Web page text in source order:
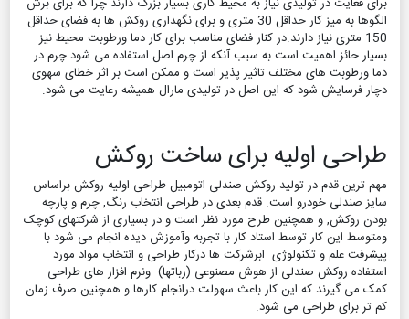
الگوها به میز کار حداقل 30 متری و برای نگهداری روکش ها به فضای حداقل
150 متری نیاز دارند.در کنار فضای مناسب برای کار دما ورطوبت محیط نیز
بسیار حائز اهمیت است به سبب آنکه از چرم اصل استفاده می شود چرم در
دما ورطوبت های مختلف تاثیر پذیر است و ممکن است بر اثر خطای سهوی
دچار فرسایش شود که این اصل در تولیدی مارال همیشه رعایت می شود.
طراحی اولیه برای ساخت روکش
مهم ترین قدم در تولید روکش صندلی اتومبیل طراحی اولیه روکش براساس
سایز صندلی خودرو است. قدم بعدی در طراحی انتخاب رنگ, چرم و پارچه
بودن روکش, و همچنین طرح مورد نظر است و در بسیاری از شرکتهای کوچک
ومتوسط این کار توسط استاد کار با تجربه وآموزش دیده انجام می شود با
پیشرفت علم و تکنولوژی ابرشرکت ها درکار طراحی و انتخاب مواد مورد
استفاده روکش صندلی از هوش مصنوعی (رباتها) ونرم افزار های طراحی
کمک می گیرند که این کار باعث سهولت درانجام کارها و همچنین صرف زمان
کم تر برای طراحی می شود.